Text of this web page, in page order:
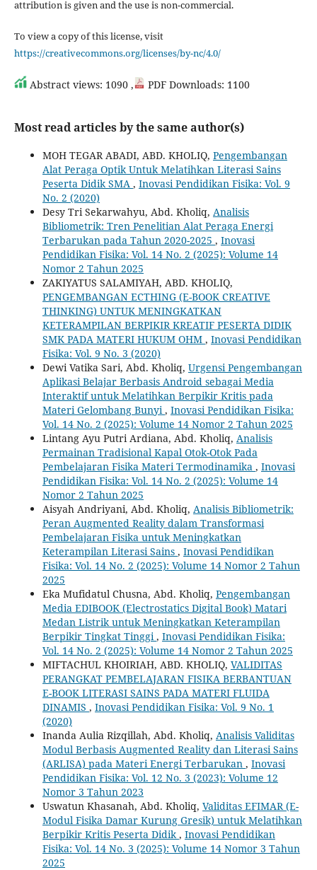
attribution is given and the use is non-commercial.
To view a copy of this license, visit
https://creativecommons.org/licenses/by-nc/4.0/
Abstract views: 1090 , PDF Downloads: 1100
Most read articles by the same author(s)
MOH TEGAR ABADI, ABD. KHOLIQ, Pengembangan
Alat Peraga Optik Untuk Melatihkan Literasi Sains
Peserta Didik SMA , Inovasi Pendidikan Fisika: Vol. 9
No. 2 (2020)
Desy Tri Sekarwahyu, Abd. Kholiq, Analisis
Bibliometrik: Tren Penelitian Alat Peraga Energi
Terbarukan pada Tahun 2020-2025 , Inovasi
Pendidikan Fisika: Vol. 14 No. 2 (2025): Volume 14
Nomor 2 Tahun 2025
ZAKIYATUS SALAMIYAH, ABD. KHOLIQ,
PENGEMBANGAN ECTHING (E-BOOK CREATIVE
THINKING) UNTUK MENINGKATKAN
KETERAMPILAN BERPIKIR KREATIF PESERTA DIDIK
SMK PADA MATERI HUKUM OHM , Inovasi Pendidikan
Fisika: Vol. 9 No. 3 (2020)
Dewi Vatika Sari, Abd. Kholiq, Urgensi Pengembangan
Aplikasi Belajar Berbasis Android sebagai Media
Interaktif untuk Melatihkan Berpikir Kritis pada
Materi Gelombang Bunyi, Inovasi Pendidikan Fisika:
Vol. 14 No. 2 (2025): Volume 14 Nomor 2 Tahun 2025
Lintang Ayu Putri Ardiana, Abd. Kholiq, Analisis
Permainan Tradisional Kapal Otok-Otok Pada
Pembelajaran Fisika Materi Termodinamika , Inovasi
Pendidikan Fisika: Vol. 14 No. 2 (2025): Volume 14
Nomor 2 Tahun 2025
Aisyah Andriyani, Abd. Kholiq, Analisis Bibliometrik:
Peran Augmented Reality dalam Transformasi
Pembelajaran Fisika untuk Meningkatkan
Keterampilan Literasi Sains , Inovasi Pendidikan
Fisika: Vol. 14 No. 2 (2025): Volume 14 Nomor 2 Tahun
2025
Eka Mufidatul Chusna, Abd. Kholiq, Pengembangan
Media EDIBOOK (Electrostatics Digital Book) Matari
Medan Listrik untuk Meningkatkan Keterampilan
Berpikir Tingkat Tinggi, Inovasi Pendidikan Fisika:
Vol. 14 No. 2 (2025): Volume 14 Nomor 2 Tahun 2025
MIFTACHUL KHOIRIAH, ABD. KHOLIQ, VALIDITAS
PERANGKAT PEMBELAJARAN FISIKA BERBANTUAN
E-BOOK LITERASI SAINS PADA MATERI FLUIDA
DINAMIS , Inovasi Pendidikan Fisika: Vol. 9 No. 1
(2020)
Inanda Aulia Rizqillah, Abd. Kholiq, Analisis Validitas
Modul Berbasis Augmented Reality dan Literasi Sains
(ARLISA) pada Materi Energi Terbarukan , Inovasi
Pendidikan Fisika: Vol. 12 No. 3 (2023): Volume 12
Nomor 3 Tahun 2023
Uswatun Khasanah, Abd. Kholiq, Validitas EFIMAR (E-
Modul Fisika Damar Kurung Gresik) untuk Melatihkan
Berpikir Kritis Peserta Didik, Inovasi Pendidikan
Fisika: Vol. 14 No. 3 (2025): Volume 14 Nomor 3 Tahun
2025